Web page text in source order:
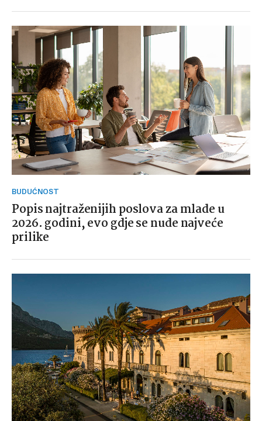
BUDUĆNOST
Popis najtraženijih poslova za mlade u
2026. godini, evo gdje se nude najveće
prilike